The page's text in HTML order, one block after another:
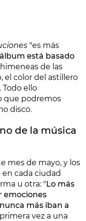
"es más
está basado
de las
el color del astillero
Todo ello
que podremos
disco.
de la música
mes de mayo, y los
cada ciudad
u otra: "Lo más
emociones
más iban a
vez a una